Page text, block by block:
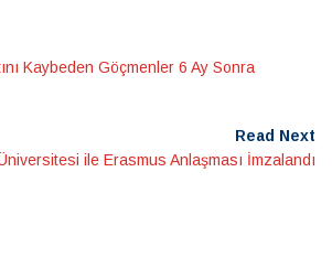
Kaybeden Göçmenler 6 Ay Sonra
Read Next
ile Erasmus Anlaşması İmzalandı